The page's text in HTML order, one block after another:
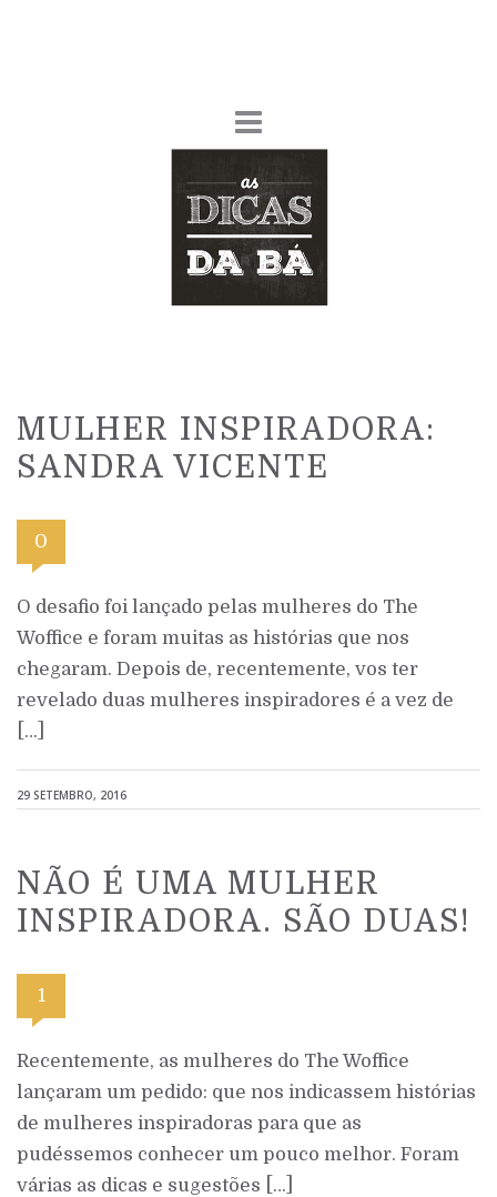
MULHER INSPIRADORA:
SANDRA VICENTE
0
O desafio foi lançado pelas mulheres do The
Woffice e foram muitas as histórias que nos
chegaram. Depois de, recentemente, vos ter
revelado duas mulheres inspiradores é a vez de
[…]
29 SETEMBRO, 2016
NÃO É UMA MULHER
INSPIRADORA. SÃO DUAS!
1
Recentemente, as mulheres do The Woffice
lançaram um pedido: que nos indicassem histórias
de mulheres inspiradoras para que as
pudéssemos conhecer um pouco melhor. Foram
várias as dicas e sugestões […]